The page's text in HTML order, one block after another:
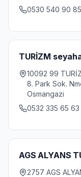
0530 540 90 85
TURİZM
10092 99
8. Park Sok.
Osmangazi
0532 335 65 63
AGS ALYANS
2757 AGS